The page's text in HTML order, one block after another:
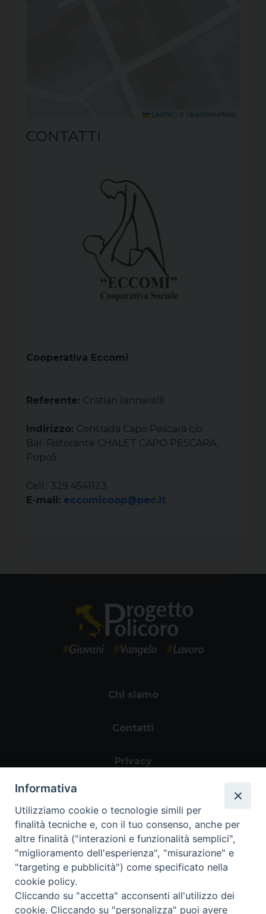
Leaflet | OpenStreetMap
CONTATTI
Cooperativa Eccomi
Referente: Cristian Iannarelli
Indirizzo: Contrada Capo Pescara c/o
Bar-Ristorante CHALET CAPO PESCARA,
Popoli
Cell.: 329 4541123
E-mail: eccomicoop@pec.it
Chi siamo
Contatti
Privacy
Area riservata
Informativa
Utilizziamo cookie o tecnologie simili per
finalità tecniche e, con il tuo consenso, anche per
altre finalità ("interazioni e funzionalità semplici",
"miglioramento dell'esperienza", "misurazione" e
"targeting e pubblicità") come specificato nella
cookie policy.
Cliccando su "accetta" acconsenti all'utilizzo dei
cookie. Cliccando su "personalizza" puoi avere